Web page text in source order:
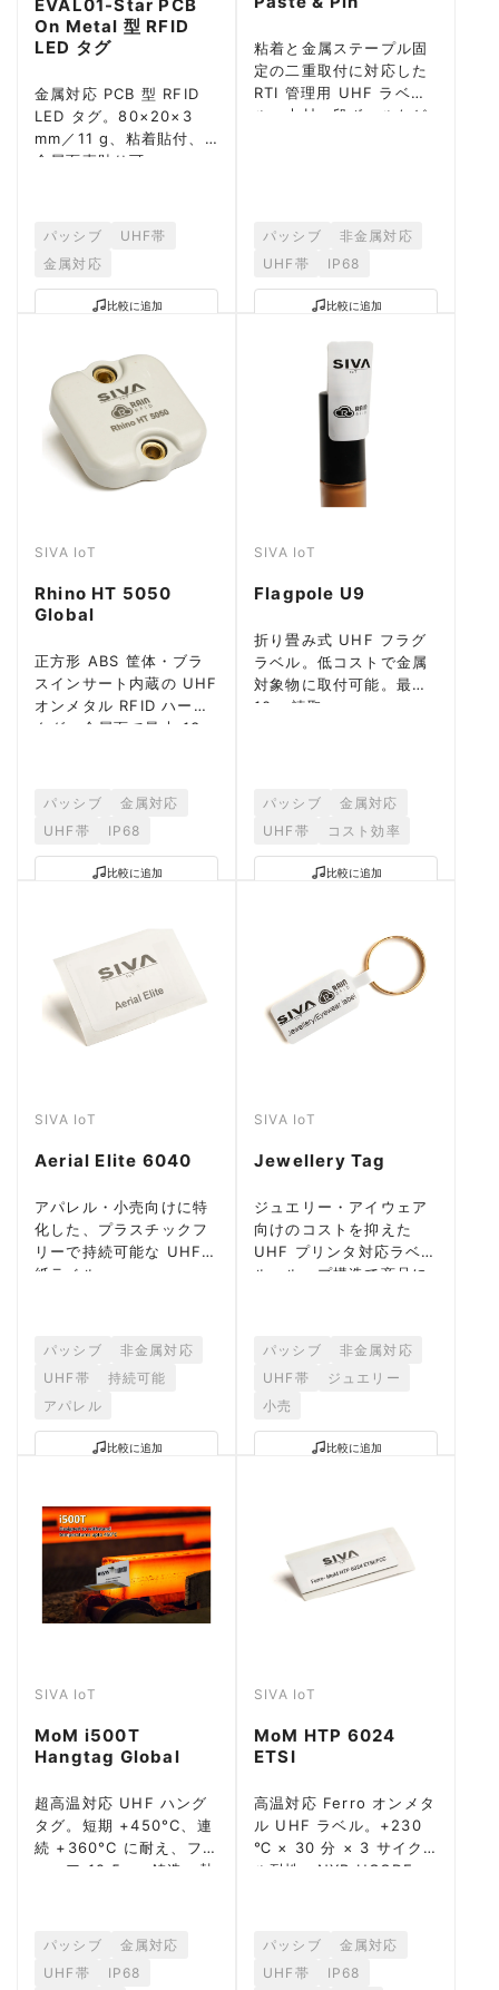
EVAL01-Star PCB
On Metal 型 RFID
LED タグ
金属対応 PCB 型 RFID
LED タグ。80×20×3
mm／11 g、粘着貼付、
金属面直貼り可。
パッシブ
UHF帯
金属対応
比較に追加
粘着と金属ステープル固
定の二重取付に対応した
RTI 管理用 UHF ラベ
ル。木材・段ボールなど
パッシブ
非金属対応
UHF帯
IP68
比較に追加
SIVA IoT
Rhino HT 5050
Global
正方形 ABS 筐体・ブラ
スインサート内蔵の UHF
オンメタル RFID ハード
タグ。金属面で最大 13m
パッシブ
金属対応
UHF帯
IP68
比較に追加
SIVA IoT
Flagpole U9
折り畳み式 UHF フラグ
ラベル。低コストで金属
対象物に取付可能。最大
10m 読取。
パッシブ
金属対応
UHF帯
コスト効率
比較に追加
SIVA IoT
Aerial Elite 6040
アパレル・小売向けに特
化した、プラスチックフ
リーで持続可能な UHF
紙ラベル。
パッシブ
非金属対応
UHF帯
持続可能
アパレル
比較に追加
SIVA IoT
Jewellery Tag
ジュエリー・アイウェア
向けのコストを抑えた
UHF プリンタ対応ラベ
ル。ループ構造で商品に
パッシブ
非金属対応
UHF帯
ジュエリー
小売
比較に追加
SIVA IoT
MoM i500T
Hangtag Global
超高温対応 UHF ハング
タグ。短期 +450°C、連
続 +360°C に耐え、フリ
ーエア 12.5m。鋳造・熱
パッシブ
金属対応
UHF帯
IP68
SIVA IoT
MoM HTP 6024
ETSI
高温対応 Ferro オンメタ
ル UHF ラベル。+230
℃ × 30 分 × 3 サイク
ル耐性、NXP UCODE
パッシブ
金属対応
UHF帯
IP68